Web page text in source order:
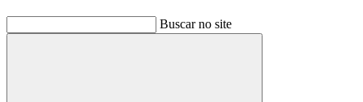
Buscar no site